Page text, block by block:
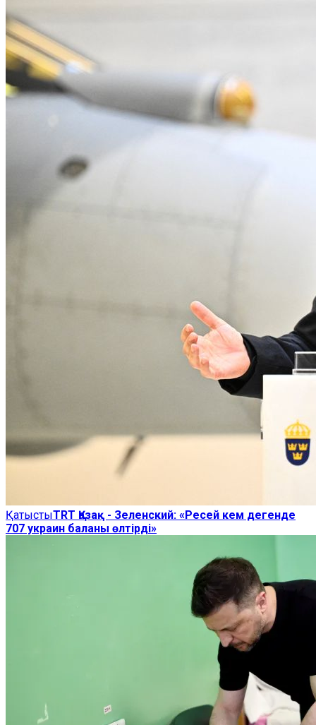
ҚатыстыTRT Қазақ - Зеленский: «Ресей кем дегенде
707 украин баланы өлтірді»